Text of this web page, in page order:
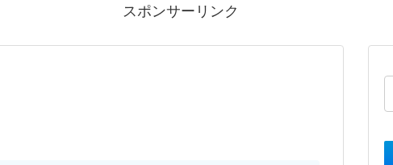
スポンサーリンク